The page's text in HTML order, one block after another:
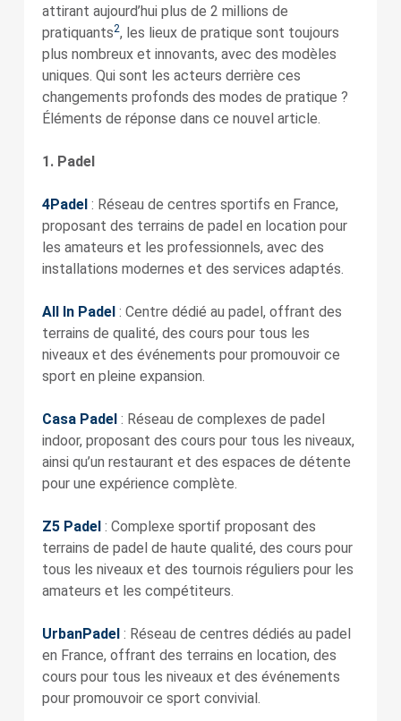
attirant aujourd’hui plus de 2 millions de
pratiquants2, les lieux de pratique sont toujours
plus nombreux et innovants, avec des modèles
uniques. Qui sont les acteurs derrière ces
changements profonds des modes de pratique ?
Éléments de réponse dans ce nouvel article.
1. Padel
4Padel: Réseau de centres sportifs en France,
proposant des terrains de padel en location pour
les amateurs et les professionnels, avec des
installations modernes et des services adaptés.
All In Padel: Centre dédié au padel, offrant des
terrains de qualité, des cours pour tous les
niveaux et des événements pour promouvoir ce
sport en pleine expansion.
Casa Padel: Réseau de complexes de padel
indoor, proposant des cours pour tous les niveaux,
ainsi qu’un restaurant et des espaces de détente
pour une expérience complète.
Z5 Padel: Complexe sportif proposant des
terrains de padel de haute qualité, des cours pour
tous les niveaux et des tournois réguliers pour les
amateurs et les compétiteurs.
UrbanPadel: Réseau de centres dédiés au padel
en France, offrant des terrains en location, des
cours pour tous les niveaux et des événements
pour promouvoir ce sport convivial.